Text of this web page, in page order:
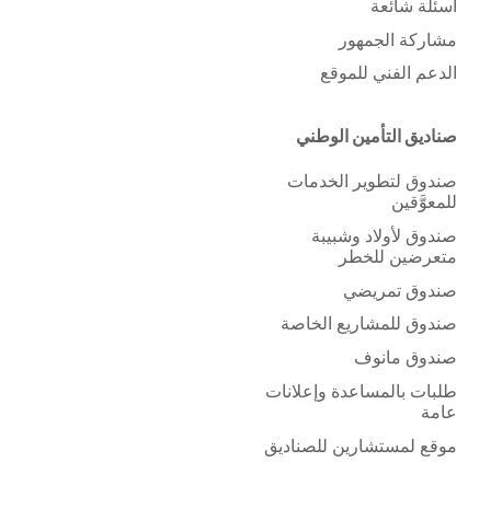
أسئلة شائعة
مشاركة الجمهور
الدعم الفني للموقع
صناديق التأمين الوطني
صندوق لتطوير الخدمات
للمعوَّقين
صندوق لأولاد وشبيبة
متعرضين للخطر
صندوق تمريضي
صندوق للمشاريع الخاصة
صندوق مانوف
طلبات بالمساعدة وإعلانات
عامة
موقع لمستشارين للصناديق